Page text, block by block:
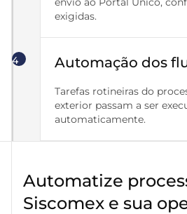
exigidas.
4 Automação dos
Tarefas rotineiras do
exterior passam a ser
automaticamente.
Automatize
Siscomex e sua